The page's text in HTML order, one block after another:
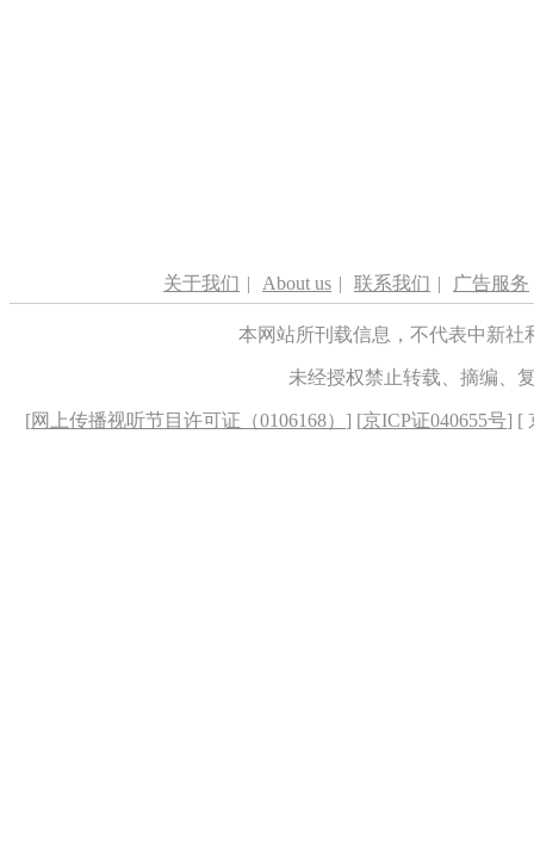
关于我们 | About us | 联系我们 | 广告服务
本网站所刊载信息，不代表中新
未经授权禁止转载、摘编、
[网上传播视听节目许可证（0106168） ] [京ICP证040655号] [